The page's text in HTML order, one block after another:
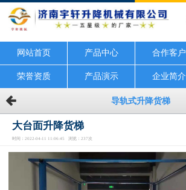
网站首页 产品中心 合作客户
荣誉资质 产品演示 企业简介
导轨式升降货梯
大台面升降货梯
时间：2022-04-11 11:06:45 浏览：237次